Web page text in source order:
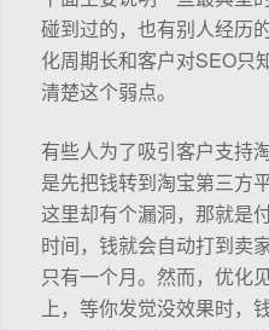
碰到过的，也有别人经历
化周期长和客户对SEO只
清楚这个弱点。
有些人为了吸引客户支持
是先把钱转到淘宝第三方
这里却有个漏洞，那就是
时间，钱就会自动打到卖
只有一个月。然而，优化
上，等你发觉没效果时，